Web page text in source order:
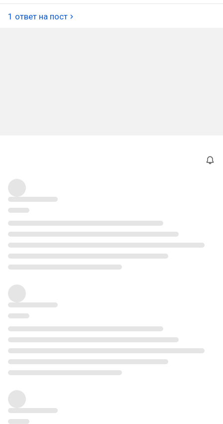
1 ответ на пост